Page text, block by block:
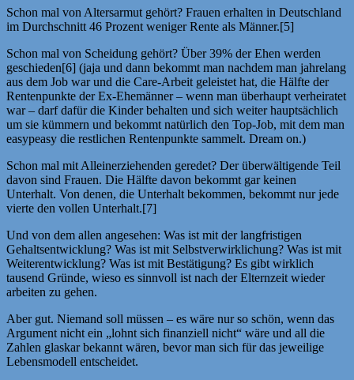
Schon mal von Altersarmut gehört? Frauen erhalten in Deutschland
im Durchschnitt 46 Prozent weniger Rente als Männer.[5]
Schon mal von Scheidung gehört? Über 39% der Ehen werden
geschieden[6] (jaja und dann bekommt man nachdem man jahrelang
aus dem Job war und die Care-Arbeit geleistet hat, die Hälfte der
Rentenpunkte der Ex-Ehemänner – wenn man überhaupt verheiratet
war – darf dafür die Kinder behalten und sich weiter hauptsächlich
um sie kümmern und bekommt natürlich den Top-Job, mit dem man
easypeasy die restlichen Rentenpunkte sammelt. Dream on.)
Schon mal mit Alleinerziehenden geredet? Der überwältigende Teil
davon sind Frauen. Die Hälfte davon bekommt gar keinen
Unterhalt. Von denen, die Unterhalt bekommen, bekommt nur jede
vierte den vollen Unterhalt.[7]
Und von dem allen angesehen: Was ist mit der langfristigen
Gehaltsentwicklung? Was ist mit Selbstverwirklichung? Was ist mit
Weiterentwicklung? Was ist mit Bestätigung? Es gibt wirklich
tausend Gründe, wieso es sinnvoll ist nach der Elternzeit wieder
arbeiten zu gehen.
Aber gut. Niemand soll müssen – es wäre nur so schön, wenn das
Argument nicht ein „lohnt sich finanziell nicht“ wäre und all die
Zahlen glaskar bekannt wären, bevor man sich für das jeweilige
Lebensmodell entscheidet.